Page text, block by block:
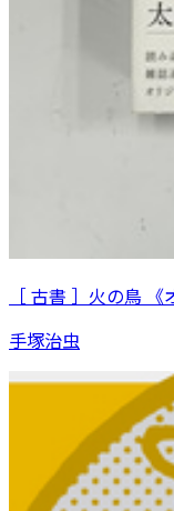
［ 古書 ］火の鳥
手塚治虫